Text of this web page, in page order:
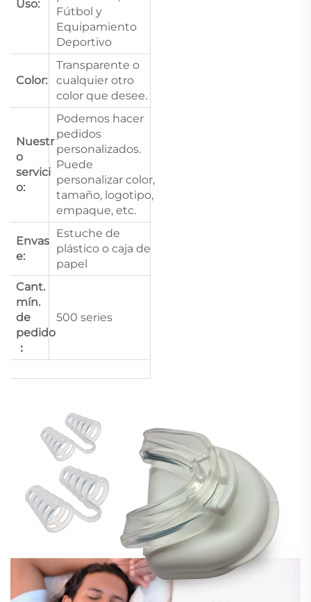
Uso:
Fútbol y
Equipamiento
Deportivo
Color:
Transparente o
cualquier otro
color que desee.
Nuestr
o
servici
o:
Podemos hacer
pedidos
personalizados.
Puede
personalizar color,
tamaño, logotipo,
empaque, etc.
Envas
e:
Estuche de
plástico o caja de
papel
Cant.
mín.
de
pedido
：
500 series